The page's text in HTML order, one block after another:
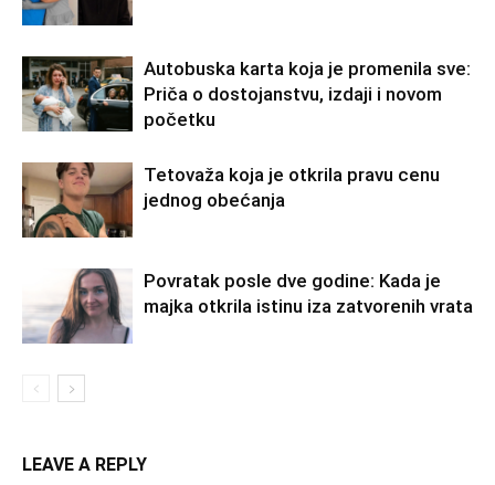
Autobuska karta koja je promenila sve:
Priča o dostojanstvu, izdaji i novom
početku
Tetovaža koja je otkrila pravu cenu
jednog obećanja
Povratak posle dve godine: Kada je
majka otkrila istinu iza zatvorenih vrata
LEAVE A REPLY